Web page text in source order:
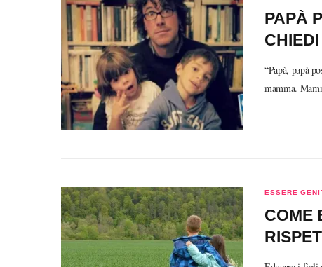
PAPÀ
“Papà, papà
mamma.
ESSERE
COME